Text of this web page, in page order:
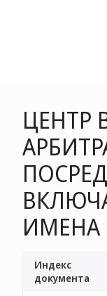
ЦЕНТР
ИМЕНА
Индекс
документа